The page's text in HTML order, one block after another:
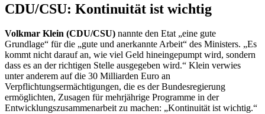
CDU/CSU: Kontinuität ist wichtig
Volkmar Klein (CDU/CSU) nannte den Etat„eine gute
Grundlage“ für die „gute und anerkannte Arbeit“ des Ministers. „Es
kommt nicht darauf an, wie viel Geld hineingepumpt wird, sondern
dass es an der richtigen Stelle ausgegeben wird.“ Klein verwies
unter anderem auf die 30 Milliarden Euro an
Verpflichtungsermächtigungen, die es der Bundesregierung
ermöglichten, Zusagen für mehrjährige Programme in der
Entwicklungszusammenarbeit zu machen: „Kontinuität ist wichtig.“